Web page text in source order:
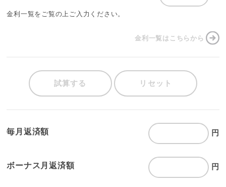
金利一覧をご覧の上ご入力ください。
金利一覧はこちらから
試算する リセット
毎月返済額 円
ボーナス月返済額 円